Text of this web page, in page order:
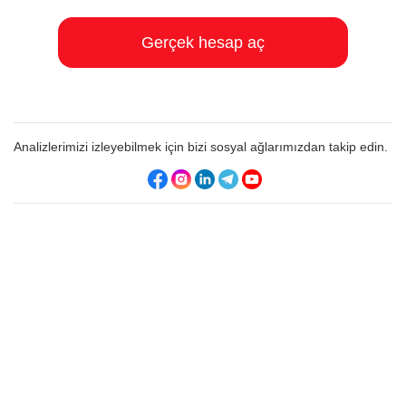
Gerçek hesap aç
Analizlerimizi izleyebilmek için bizi sosyal ağlarımızdan takip edin.